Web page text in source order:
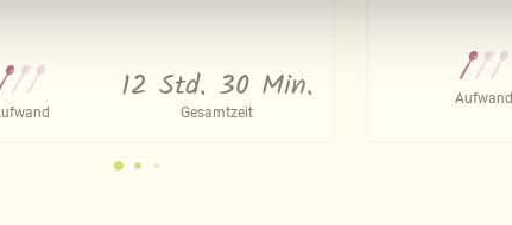
12 Std. 30 Min.
Gesamtzeit
Aufwand